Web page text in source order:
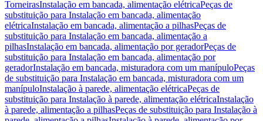
TorneirasInstalação em bancada, alimentação elétricaPeças de
substituição para Instalação em bancada, alimentação
elétricaInstalação em bancada, alimentação a pilhasPeças de
substituição para Instalação em bancada, alimentação a
pilhasInstalação em bancada, alimentação por geradorPeças de
substituição para Instalação em bancada, alimentação por
geradorInstalação em bancada, misturadora com um manípuloPeças
de substituição para Instalação em bancada, misturadora com um
manípuloInstalação à parede, alimentação elétricaPeças de
substituição para Instalação à parede, alimentação elétricaInstalação
à parede, alimentação a pilhasPeças de substituição para Instalação à